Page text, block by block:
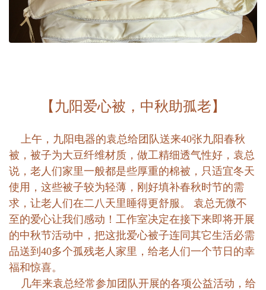
【九阳爱心被，中秋助孤老】
上午，九阳电器的袁总给团队送来40张九阳春秋
被，被子为大豆纤维材质，做工精细透气性好，袁总
说，老人们家里一般都是些厚重的棉被，只适宜冬天
使用，这些被子较为轻薄，刚好填补春秋时节的需
求，让老人们在二八天里睡得更舒服。 袁总无微不
至的爱心让我们感动！工作室决定在接下来即将开展
的中秋节活动中，把这批爱心被子连同其它生活必需
品送到40多个孤残老人家里，给老人们一个节日的幸
福和惊喜。
几年来袁总经常参加团队开展的各项公益活动，给